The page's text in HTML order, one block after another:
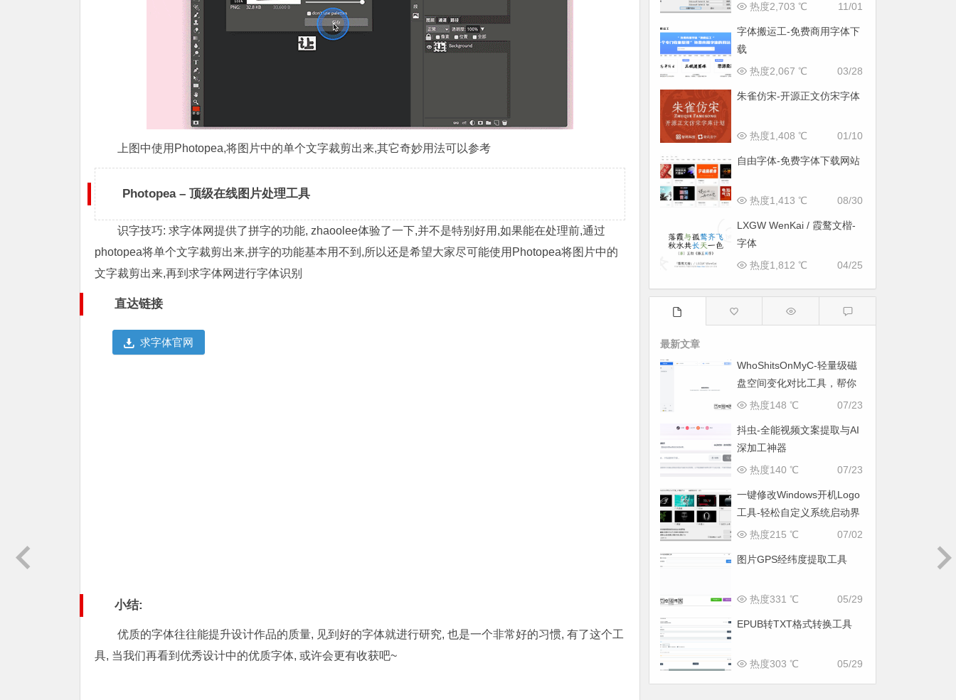
上图中使用Photopea,将图片中的单个文字裁剪出来,其它奇妙用法可以参考
Photopea – 顶级在线图片处理工具
识字技巧: 求字体网提供了拼字的功能, zhaoolee体验了一下,并不是特别好用,如果能在处理前,通过
photopea将单个文字裁剪出来,拼字的功能基本用不到,所以还是希望大家尽可能使用Photopea将图片中的
文字裁剪出来,再到求字体网进行字体识别
直达链接
求字体官网
小结:
优质的字体往往能提升设计作品的质量, 见到好的字体就进行研究, 也是一个非常好的习惯, 有了这个工
具, 当我们再看到优秀设计中的优质字体, 或许会更有收获吧~
11/01
热度2,703 ℃
字体搬运工-免费商用字体下
载
03/28
热度2,067 ℃
朱雀仿宋-开源正文仿宋字体
01/10
热度1,408 ℃
自由字体-免费字体下载网站
08/30
热度1,413 ℃
LXGW WenKai / 霞鹜文楷-
字体
04/25
热度1,812 ℃
最新文章
WhoShitsOnMyC-轻量级磁
盘空间变化对比工具，帮你
找出“吃掉”空间的罪魁祸首
07/23
热度148 ℃
抖虫-全能视频文案提取与AI
深加工神器
07/23
热度140 ℃
一键修改Windows开机Logo
工具-轻松自定义系统启动界
面
07/02
热度215 ℃
图片GPS经纬度提取工具
05/29
热度331 ℃
EPUB转TXT格式转换工具
05/29
热度303 ℃